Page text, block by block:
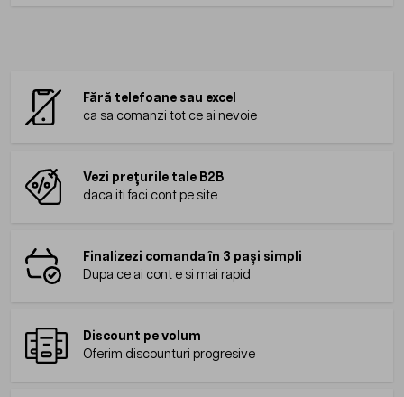
Fără telefoane sau excel
ca sa comanzi tot ce ai nevoie
Vezi prețurile tale B2B
daca iti faci cont pe site
Finalizezi comanda în 3 pași simpli
Dupa ce ai cont e si mai rapid
Discount pe volum
Oferim discounturi progresive